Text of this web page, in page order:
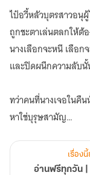
ไป๋อวี้หลัวบุตรสาวอนุ
ถูกชะตาเล่นตลกให้ต้
นางเลือกจะหนี เลือก
และปิดผนึกความลับนั้
ทว่าคนที่นางเจอในคื
หาใช่บุรุษสามัญ
แต่กลับอ่อนแอเมื่ออยู่
เรื่อง
อ่านฟรีทุกวัน |